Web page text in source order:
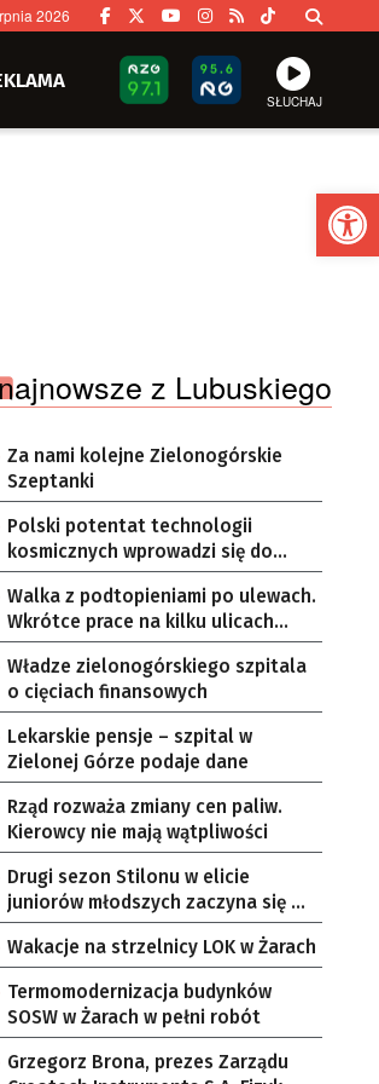
2026
SŁUCHAJ
z Lubuskiego
Za nami kolejne Zielonogórskie
Szeptanki
Polski potentat technologii
kosmicznych wprowadzi się do
Zielonej Góry
Walka z podtopieniami po ulewach.
Wkrótce prace na kilku ulicach
Gorzowa
Władze zielonogórskiego szpitala
o cięciach finansowych
Lekarskie pensje – szpital w
Zielonej Górze podaje dane
Rząd rozważa zmiany cen paliw.
Kierowcy nie mają wątpliwości
Drugi sezon Stilonu w elicie
juniorów młodszych zaczyna się w
sobotę
Wakacje na strzelnicy LOK w Żarach
Termomodernizacja budynków
SOSW w Żarach w pełni robót
Grzegorz Brona, prezes Zarządu